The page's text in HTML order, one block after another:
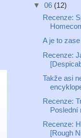
▼ 06 (12)
Recenze:
A je to
Recenze:
Takže asi
Recenze:
Poslední
Recenze:
[Rough